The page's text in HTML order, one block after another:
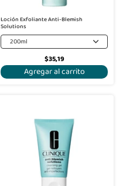
Loción Exfoliante Anti-Blemish
Solutions
200ml
$35,19
Agregar al carrito